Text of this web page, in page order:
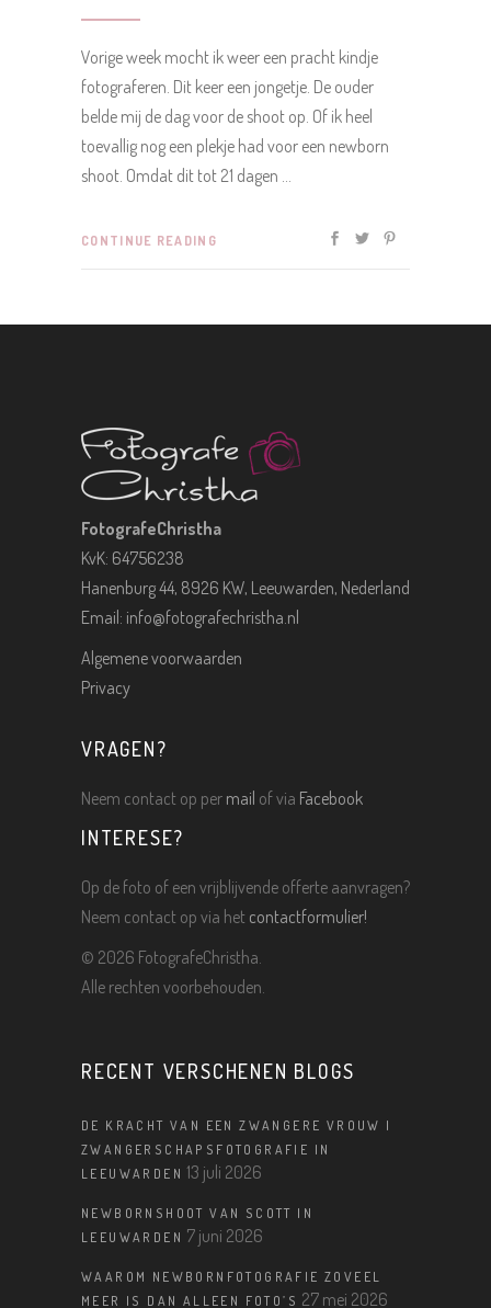
Vorige week mocht ik weer een pracht kindje
fotograferen. Dit keer een jongetje. De ouder
belde mij de dag voor de shoot op. Of ik heel
toevallig nog een plekje had voor een newborn
shoot. Omdat dit tot 21 dagen
CONTINUE READING
FotografeChristha
KvK: 64756238
Hanenburg 44, 8926 KW, Leeuwarden, Nederland
Email: info@fotografechristha.nl
Algemene voorwaarden
Privacy
VRAGEN?
Neem contact op per mail of via Facebook
INTERESE?
Op de foto of een vrijblijvende offerte aanvragen?
Neem contact op via het contactformulier!
© 2026 FotografeChristha.
Alle rechten voorbehouden.
RECENT VERSCHENEN BLOGS
DE KRACHT VAN EEN ZWANGERE VROUW |
ZWANGERSCHAPSFOTOGRAFIE IN
LEEUWARDEN 13 juli 2026
NEWBORNSHOOT VAN SCOTT IN
LEEUWARDEN 7 juni 2026
WAAROM NEWBORNFOTOGRAFIE ZOVEEL
MEER IS DAN ALLEEN FOTO’S 27 mei 2026